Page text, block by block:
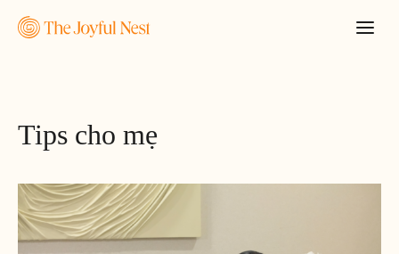
Tips cho mẹ